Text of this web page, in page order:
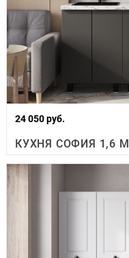
24 050 руб.
КУХНЯ СОФИЯ 1,6 М